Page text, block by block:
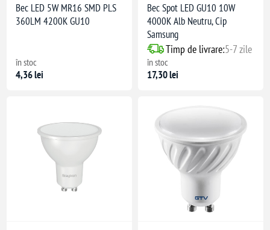
Bec LED 5W MR16 SMD PLS
360LM 4200K GU10
în stoc
4,36 lei
Bec Spot LED GU10 10W
4000K Alb Neutru, Cip
Samsung
Timp de livrare:5-7 zile
în stoc
17,30 lei